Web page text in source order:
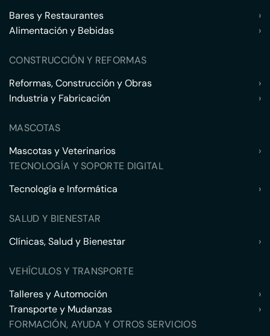
Bares y Restaurantes
›
Alimentación y Bebidas
›
CONSTRUCCIÓN Y REFORMAS
Reformas, Construcción y Obras
›
Industria y Fabricación
›
MASCOTAS
Mascotas y Veterinarios
›
TECNOLOGÍA Y SOPORTE DIGITAL
Tecnología e Informática
›
SALUD Y BIENESTAR
Clínicas, Salud y Bienestar
›
VEHÍCULOS Y TRANSPORTE
Talleres y Automoción
›
Transporte y Mudanzas
›
FORMACIÓN, AYUDA Y OTROS SERVICIOS